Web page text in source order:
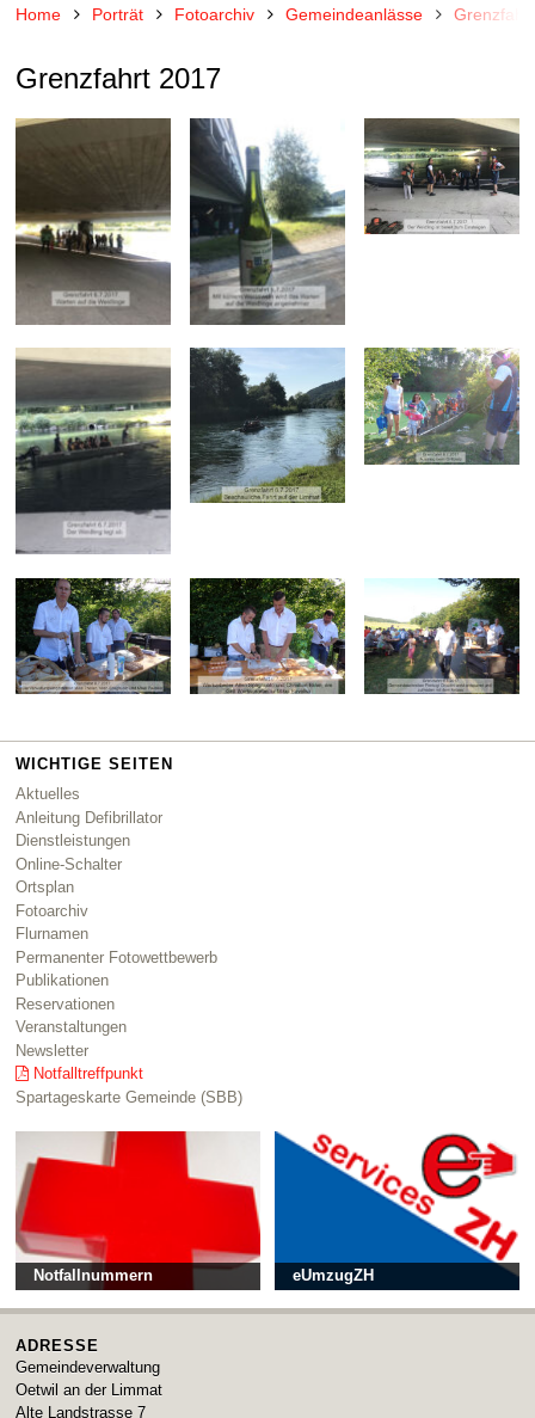
Home Porträt Fotoarchiv Gemeindeanlässe Grenzfahrt
Grenzfahrt 2017
WICHTIGE SEITEN
Aktuelles
Anleitung Defibrillator
Dienstleistungen
Online-Schalter
Ortsplan
Fotoarchiv
Flurnamen
Permanenter Fotowettbewerb
Publikationen
Reservationen
Veranstaltungen
Newsletter
Notfalltreffpunkt
Spartageskarte Gemeinde (SBB)
Notfallnummern eUmzugZH
ADRESSE
Gemeindeverwaltung
Oetwil an der Limmat
Alte Landstrasse 7